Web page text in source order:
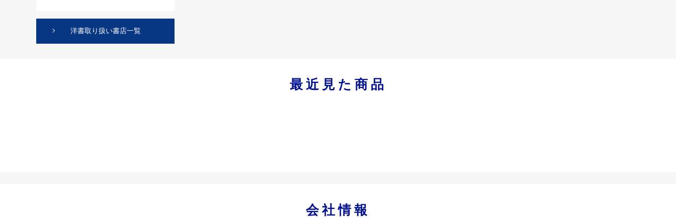
洋書取り扱い書店一覧
最近見た商品
会社情報